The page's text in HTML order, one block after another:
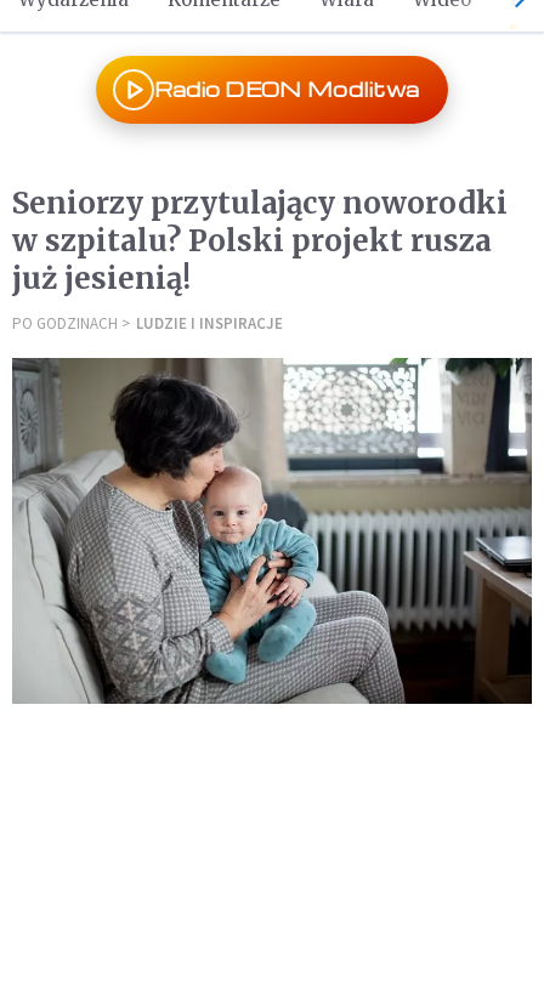
Radio DEON Modlitwa
Seniorzy przytulający noworodki
w szpitalu? Polski projekt rusza
już jesienią!
PO GODZINACH LUDZIE I INSPIRACJE